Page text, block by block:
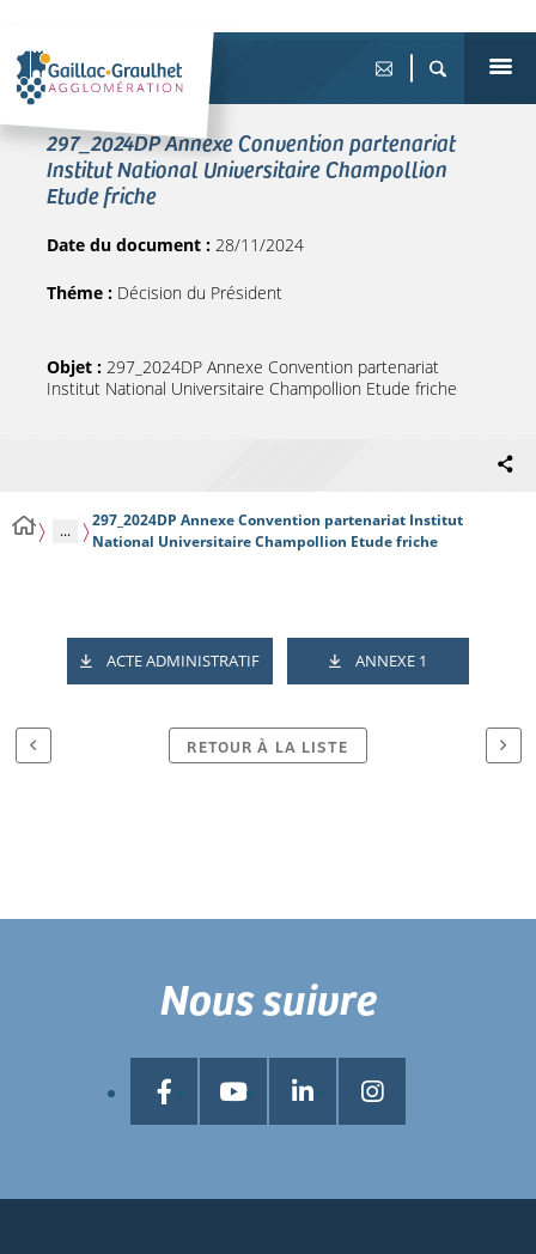
297_2024DP Annexe Convention partenariat
Institut National Universitaire Champollion
Etude friche
Date du document : 28/11/2024
Théme : Décision du Président
Objet : 297_2024DP Annexe Convention partenariat
Institut National Universitaire Champollion Etude friche
...
297_2024DP Annexe Convention partenariat Institut
National Universitaire Champollion Etude friche
ACTE ADMINISTRATIF ANNEXE 1
RETOUR À LA LISTE
Nous suivre